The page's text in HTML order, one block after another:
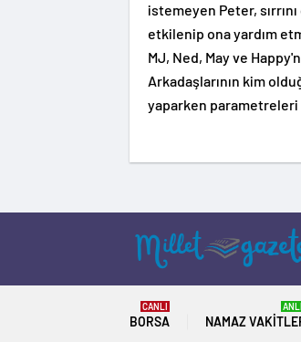
istemeyen Peter,
etkilenip ona yardım
MJ, Ned, May ve
Arkadaşlarının kim
yaparken
BORSA
CANLI
NAMAZ